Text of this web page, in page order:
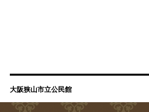
大阪狭山市立公民館